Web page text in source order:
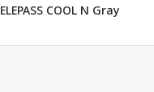
ELEPASS COOL N Gray